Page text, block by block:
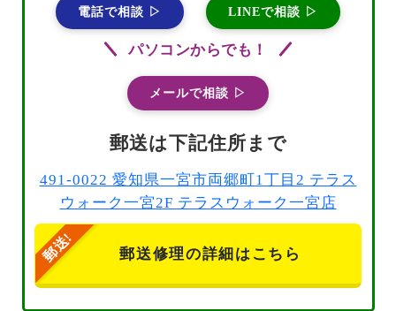
電話で相談 ▷ LINEで相談 ▷
パソコンからでも！
メールで相談 ▷
郵送は下記住所まで
491-0022 愛知県一宮市両郷町1丁目2 テラス
ウォーク一宮2F テラスウォーク一宮店
郵送修理の詳細はこちら